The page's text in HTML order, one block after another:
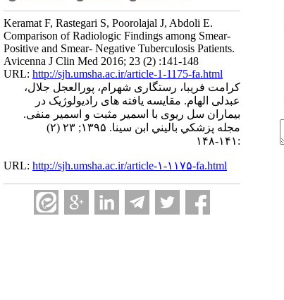
Keramat F, Rastegari S, Poorolajal J, Abdoli E.
Comparison of Radiologic Findings among Smear-
Positive and Smear- Negative Tuberculosis Patients.
Avicenna J Clin Med 2016; 23 (2) :141-148
URL: http://sjh.umsha.ac.ir/article-1-1175-fa.html
کرامت فریبا، رستگاری شهرام، پورالعجل جلال،
عبدلی الهام. مقایسه یافته های رادیولوژیک در
بیماران سل ریوی با اسمیر مثبت و اسمیر منفی.
مجله پزشكي باليني ابن سينا. ۱۳۹۵; ۲۳ (۲)
:۱۴۱-۱۴۸
URL: http://sjh.umsha.ac.ir/article-۱-۱۱۷۵-fa.html